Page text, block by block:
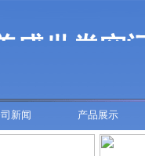
新闻 产品展示